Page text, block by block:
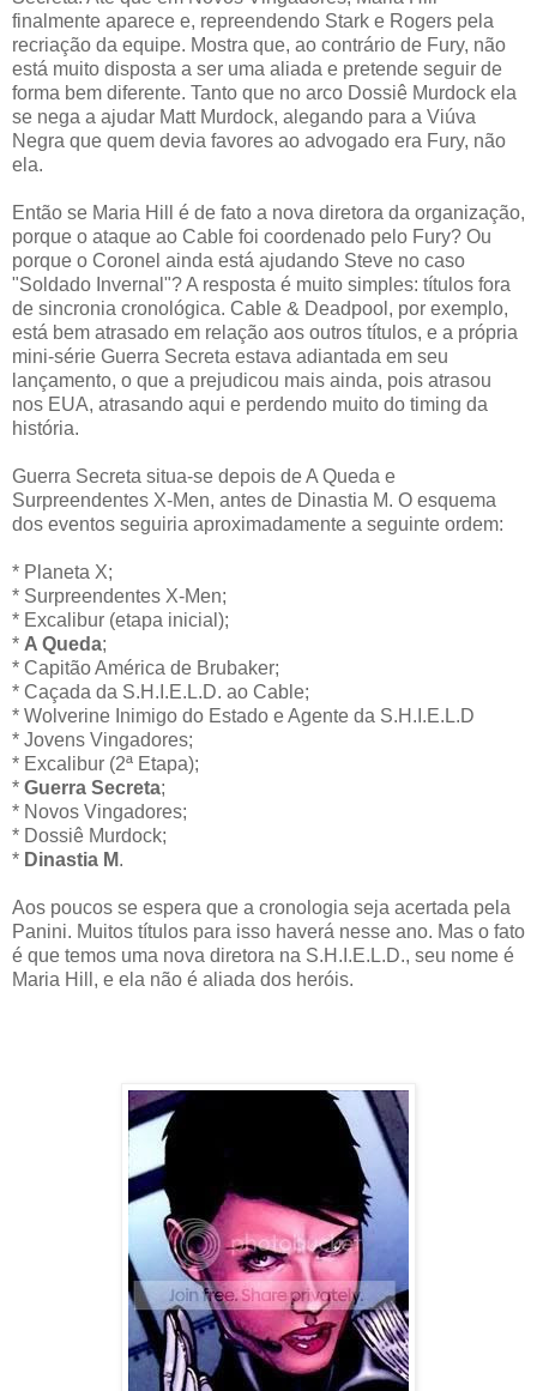
finalmente aparece e, repreendendo Stark e Rogers pela
recriação da equipe. Mostra que, ao contrário de Fury, não
está muito disposta a ser uma aliada e pretende seguir de
forma bem diferente. Tanto que no arco Dossiê Murdock ela
se nega a ajudar Matt Murdock, alegando para a Viúva
Negra que quem devia favores ao advogado era Fury, não
ela.
Então se Maria Hill é de fato a nova diretora da organização,
porque o ataque ao Cable foi coordenado pelo Fury? Ou
porque o Coronel ainda está ajudando Steve no caso
"Soldado Invernal"? A resposta é muito simples: títulos fora
de sincronia cronológica. Cable & Deadpool, por exemplo,
está bem atrasado em relação aos outros títulos, e a própria
mini-série Guerra Secreta estava adiantada em seu
lançamento, o que a prejudicou mais ainda, pois atrasou
nos EUA, atrasando aqui e perdendo muito do timing da
história.
Guerra Secreta situa-se depois de A Queda e
Surpreendentes X-Men, antes de Dinastia M. O esquema
dos eventos seguiria aproximadamente a seguinte ordem:
* Planeta X;
* Surpreendentes X-Men;
* Excalibur (etapa inicial);
* A Queda;
* Capitão América de Brubaker;
* Caçada da S.H.I.E.L.D. ao Cable;
* Wolverine Inimigo do Estado e Agente da S.H.I.E.L.D
* Jovens Vingadores;
* Excalibur (2ª Etapa);
* Guerra Secreta;
* Novos Vingadores;
* Dossiê Murdock;
* Dinastia M.
Aos poucos se espera que a cronologia seja acertada pela
Panini. Muitos títulos para isso haverá nesse ano. Mas o fato
é que temos uma nova diretora na S.H.I.E.L.D., seu nome é
Maria Hill, e ela não é aliada dos heróis.